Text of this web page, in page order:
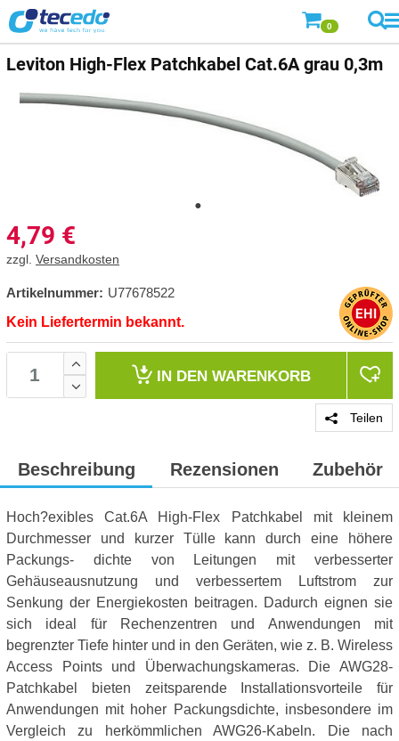
0
Leviton High-Flex Patchkabel Cat.6A grau 0,3m
4,79 €
zzgl. Versandkosten
Artikelnummer: U77678522
Kein Liefertermin bekannt.
IN DEN WARENKORB
Teilen
Beschreibung Rezensionen Zubehör
Hoch?exibles Cat.6A High-Flex Patchkabel mit kleinem
Durchmesser und kurzer Tülle kann durch eine höhere
Packungs- dichte von Leitungen mit verbesserter
Gehäuseausnutzung und verbessertem Luftstrom zur
Senkung der Energiekosten beitragen. Dadurch eignen sie
sich ideal für Rechenzentren und Anwendungen mit
begrenzter Tiefe hinter und in den Geräten, wie z. B. Wireless
Access Points und Überwachungskameras. Die AWG28-
Patchkabel bieten zeitsparende Installationsvorteile für
Anwendungen mit hoher Packungsdichte, insbesondere im
Vergleich zu herkömmlichen AWG26-Kabeln. Die nach